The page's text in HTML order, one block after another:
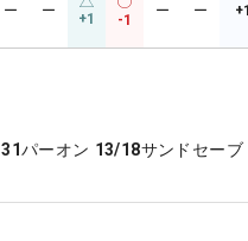
ー ー +1 -1
ー ー
31パーオン 13/18サンドセーブ